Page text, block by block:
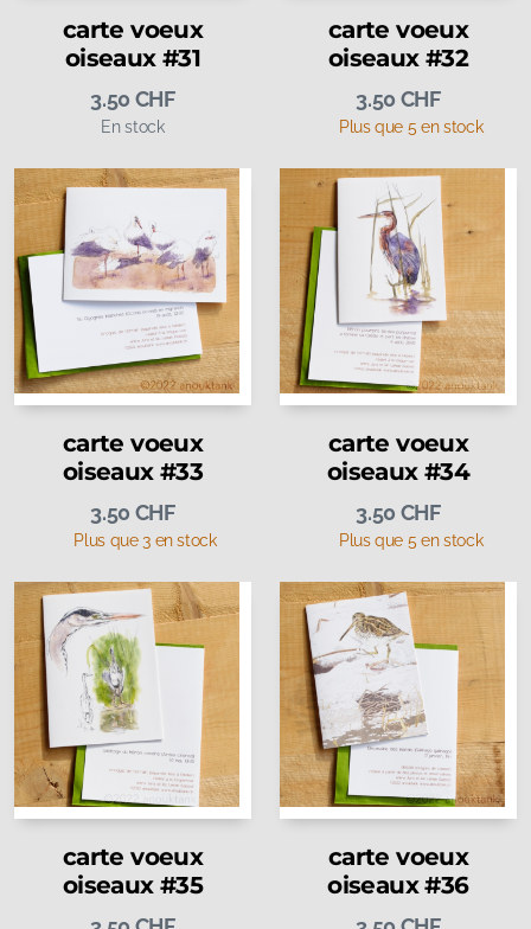
carte voeux
oiseaux #31
3.50 CHF
En stock
carte voeux
oiseaux #32
3.50 CHF
Plus que 5 en stock
carte voeux
oiseaux #33
3.50 CHF
Plus que 3 en stock
carte voeux
oiseaux #34
3.50 CHF
Plus que 5 en stock
carte voeux
oiseaux #35
carte voeux
oiseaux #36